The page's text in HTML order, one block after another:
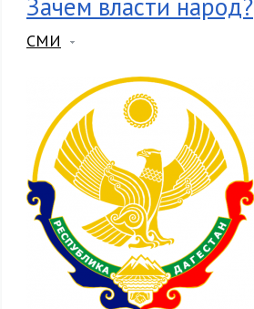
Зачем власти народ?
СМИ